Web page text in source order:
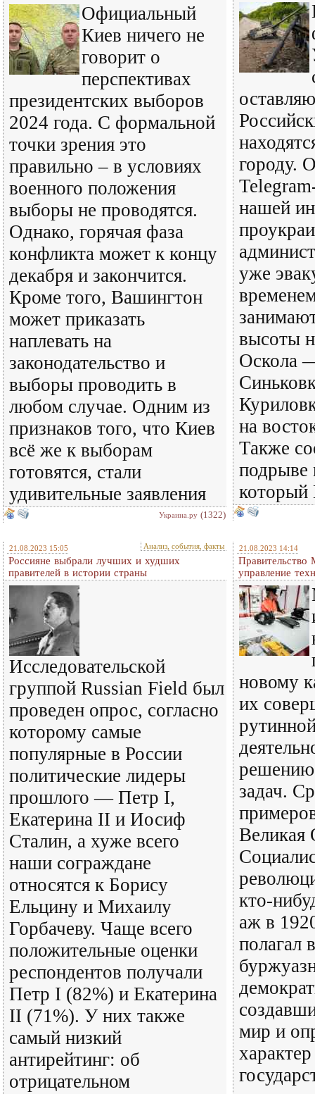
Официальный
Киев ничего не
говорит о
перспективах
президентских выборов
2024 года. С формальной
точки зрения это
правильно – в условиях
военного положения
выборы не проводятся.
Однако, горячая фаза
конфликта может к концу
декабря и закончится.
Кроме того, Вашингтон
может приказать
наплевать на
законодательство и
выборы проводить в
любом случае. Одним из
признаков того, что Киев
всё же к выборам
готовятся, стали
удивительные заявления
Украина.ру (1322)
городу.
нашей
уже
высоты
Оскола
на
Также
подрыве
21.08.2023 15:05 Анализ, события, факты
Россияне выбрали лучших и худших
правителей в истории страны
Исследовательской
группой Russian Field был
проведен опрос, согласно
которому самые
популярные в России
политические лидеры
прошлого — Петр I,
Екатерина II и Иосиф
Сталин, а хуже всего
наши сограждане
относятся к Борису
Ельцину и Михаилу
Горбачеву. Чаще всего
положительные оценки
респондентов получали
Петр I (82%) и Екатерина
II (71%). У них также
самый низкий
антирейтинг: об
отрицательном
21.08.2023 14:14
Правительство
управление
новому
их
задач.
Великая
кто-
аж в
полагал
мир и